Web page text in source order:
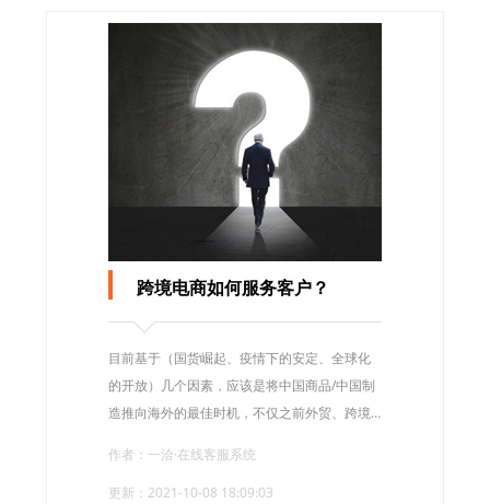
跨境电商如何服务客户？
目前基于（国货崛起、疫情下的安定、全球化
的开放）几个因素，应该是将中国商品/中国制
造推向海外的最佳时机，不仅之前外贸、跨境
台（阿里巴巴国际站、有赞跨境、抖音等等）
都推出了跨境出海的解决方案，助理中国企业/
作者：一洽·在线客服系统
更新：2021-10-08 18:09:03